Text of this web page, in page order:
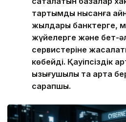
тартымды нысанға
жылдары банктерге,
жүйелерге және бет-
сервистеріне
көбейді. Қауіпсіздік
қызығушылық та арта
сарапшы.